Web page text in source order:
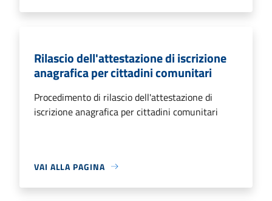
Rilascio dell'attestazione di iscrizione
anagrafica per cittadini comunitari
Procedimento di rilascio dell'attestazione di
iscrizione anagrafica per cittadini comunitari
VAI ALLA PAGINA